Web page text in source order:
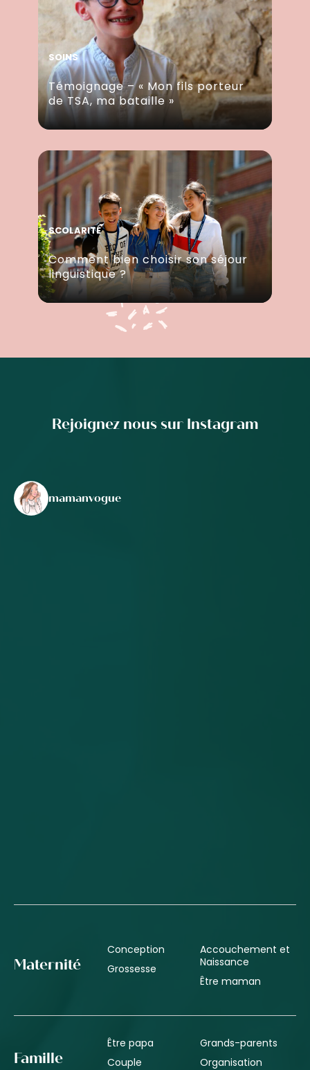
SOINS
Témoignage – « Mon fils porteur
de TSA, ma bataille »
SCOLARITÉ
Comment bien choisir son séjour
linguistique ?
Rejoignez nous sur Instagram
mamanvogue
Maternité
Conception
Grossesse
Accouchement et
Naissance
Être maman
Famille
Être papa
Couple
Grands-parents
Organisation